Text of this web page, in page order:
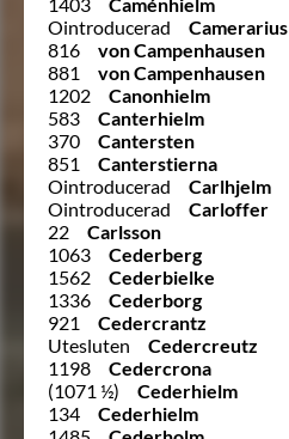
Ointroducerad
Camerarius
816
von Campenhausen
881
von Campenhausen
1202
Canonhielm
583
Canterhielm
370
Cantersten
851
Canterstierna
Ointroducerad
Carlhjelm
Ointroducerad
Carloffer
22
Carlsson
1063
Cederberg
1562
Cederbielke
1336
Cederborg
921
Cedercrantz
Utesluten
Cedercreutz
1198
Cedercrona
(1071 ½)
Cederhielm
134
Cederhielm